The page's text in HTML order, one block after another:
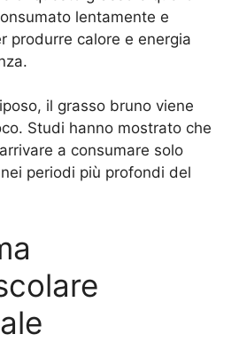
lentamente e
produrre calore e energia
il grasso bruno viene
Studi hanno mostrato che
a consumare solo
nei periodi più profondi del